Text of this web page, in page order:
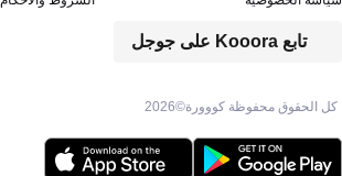
كل الحقوق محفوظة كووورة©2026
تابع Kooora على جوجل